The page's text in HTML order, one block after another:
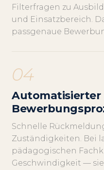
Filterfragen zu
und Einsatzbereich.
passgenaue
04
Automatisierter
Schnelle
Zuständigkeiten. Bei
pädagogischen
Geschwindigkeit —